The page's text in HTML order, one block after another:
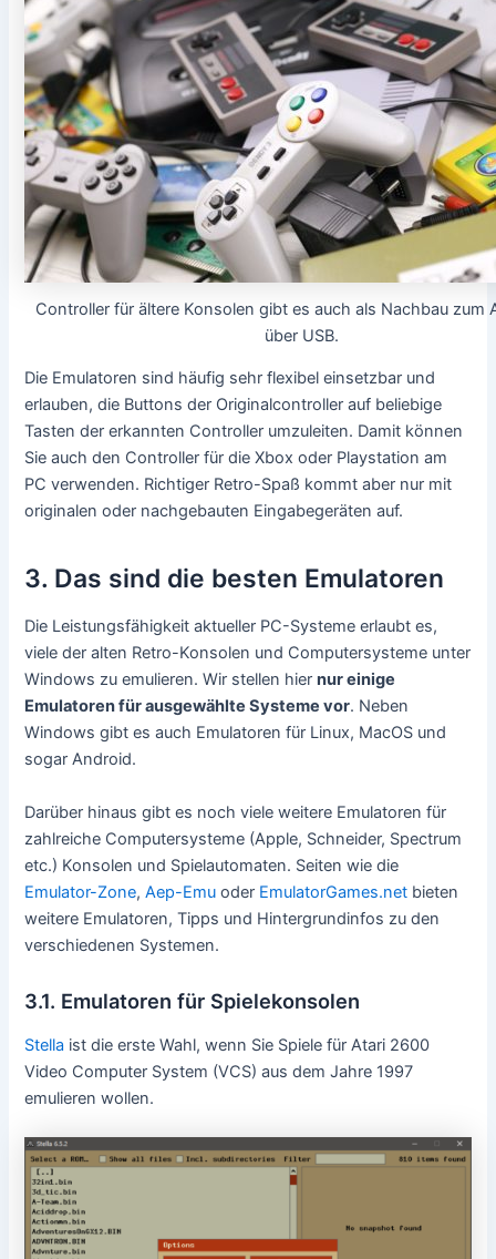
Controller für ältere Konsolen gibt es auch als Nachbau zum
über USB.
Die Emulatoren sind häufig sehr flexibel einsetzbar und
erlauben, die Buttons der Originalcontroller auf beliebige
Tasten der erkannten Controller umzuleiten. Damit können
Sie auch den Controller für die Xbox oder Playstation am
PC verwenden. Richtiger Retro-Spaß kommt aber nur mit
originalen oder nachgebauten Eingabegeräten auf.
3. Das sind die besten Emulatoren
Die Leistungsfähigkeit aktueller PC-Systeme erlaubt es,
viele der alten Retro-Konsolen und Computersysteme unter
Windows zu emulieren. Wir stellen hiernur einige
Emulatoren für ausgewählte Systeme vor. Neben
Windows gibt es auch Emulatoren für Linux, MacOS und
sogar Android.
Darüber hinaus gibt es noch viele weitere Emulatoren für
zahlreiche Computersysteme (Apple, Schneider, Spectrum
etc.) Konsolen und Spielautomaten. Seiten wie die
Emulator-Zone,Aep-Emu oder EmulatorGames.net bieten
weitere Emulatoren, Tipps und Hintergrundinfos zu den
verschiedenen Systemen.
3.1. Emulatoren für Spielekonsolen
Stella ist die erste Wahl, wenn Sie Spiele für Atari 2600
Video Computer System (VCS) aus dem Jahre 1997
emulieren wollen.